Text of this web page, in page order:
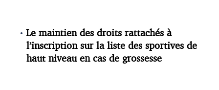
Le maintien des droits rattachés à
l’inscription sur la liste des sportives de
haut niveau en cas de grossesse